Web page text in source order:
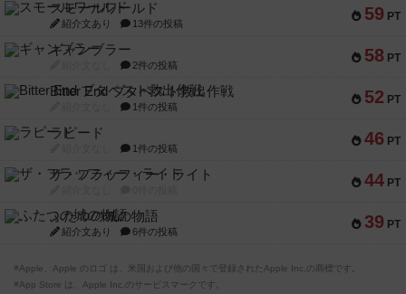
59 PT
スモールワールド
紹介文あり 13件の投稿
58 PT
ギャンブラー
2件の投稿
52 PT
Bitter End ブタペスト救出作戦
1件の投稿
46 PT
ラピード
1件の投稿
44 PT
ザ・フラッフィー・ライト
39 PT
ふたつの城の物語
紹介文あり 6件の投稿
※Apple、Apple のロゴ は、米国および他の国々で登録されたApple Inc.の商標です。
※App Store は、Apple Inc.のサービスマークです。